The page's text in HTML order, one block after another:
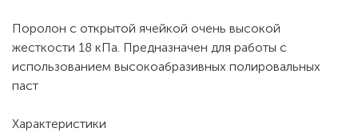
Поролон с открытой ячейкой очень высокой
жесткости 18 кПа. Предназначен для работы с
использованием высокоабразивных полировальных
паст
Характеристики